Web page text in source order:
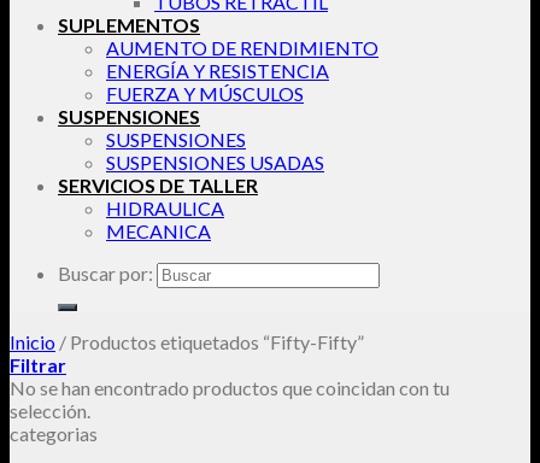
SUPLEMENTOS
AUMENTO DE RENDIMIENTO
ENERGÍA Y RESISTENCIA
FUERZA Y MÚSCULOS
SUSPENSIONES
SUSPENSIONES
SUSPENSIONES USADAS
SERVICIOS DE TALLER
HIDRAULICA
MECANICA
Buscar por:
Inicio / Productos etiquetados “Fifty-Fifty”
Filtrar
No se han encontrado productos que coincidan con tu
selección.
categorias